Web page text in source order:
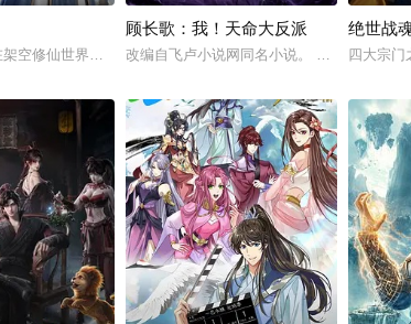
空修仙世界——云月大陆。 大陆鼎盛时期由浣溪沙、赤霞峰、
顾长歌：我！天命大反派
改编自飞卢小说网同名小说。 顾长歌穿越到
绝世战
四大宗